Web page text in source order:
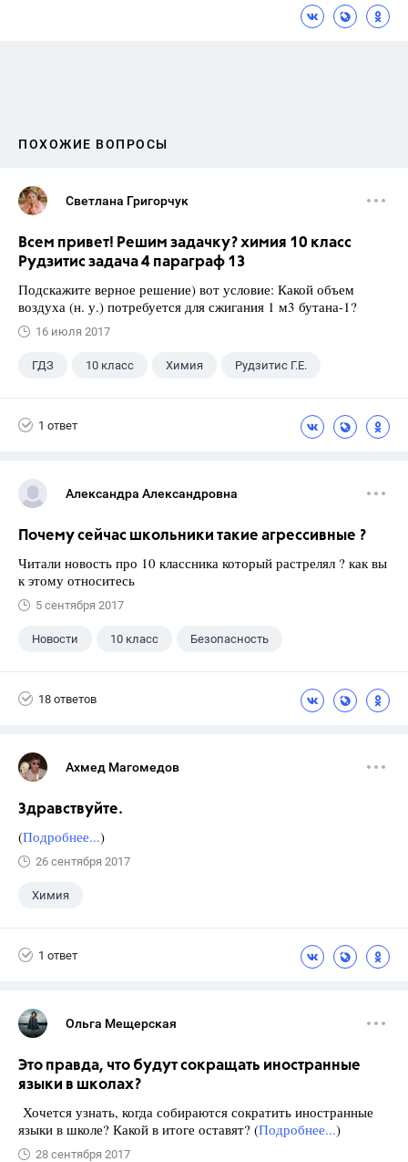
ПОХОЖИЕ ВОПРОСЫ
Светлана Григорчук
Всем привет! Решим задачку? химия 10 класс
Рудзитис задача 4 параграф 13
Подскажите верное решение) вот условие: Какой объем
воздуха (н. у.) потребуется для сжигания 1 м3 бутана-1?
16 июля 2017
ГДЗ 10 класс Химия Рудзитис Г.Е.
1 ответ
Александра Александровна
Почему сейчас школьники такие агрессивные ?
Читали новость про 10 классника который растрелял ? как вы
к этому относитесь
5 сентября 2017
Новости 10 класс Безопасность
18 ответов
Ахмед Магомедов
Здравствуйте.
(Подробнее...)
26 сентября 2017
Химия
1 ответ
Ольга Мещерская
Это правда, что будут сокращать иностранные
языки в школах?
Хочется узнать, когда собираются сократить иностранные
языки в школе? Какой в итоге оставят? (Подробнее...)
28 сентября 2017